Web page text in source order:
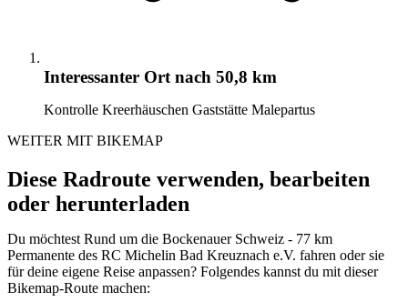
Interessanter Ortnach 50,8 km
Kontrolle Kreerhäuschen Gaststätte Malepartus
WEITER MIT BIKEMAP
Diese Radroute verwenden, bearbeiten
oder herunterladen
Du möchtest Rund um die Bockenauer Schweiz - 77 km
Permanente des RC Michelin Bad Kreuznach e.V. fahren oder sie
für deine eigene Reise anpassen? Folgendes kannst du mit dieser
Bikemap-Route machen: